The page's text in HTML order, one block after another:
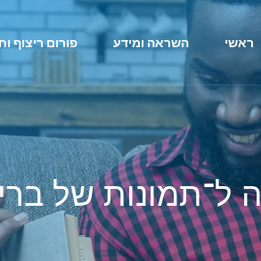
ראשי השראה ומידע פורום ריצוף
ל־תמונות של